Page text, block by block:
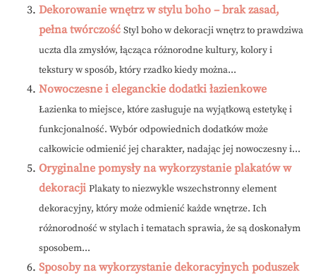
Dekorowanie wnętrz w stylu boho – brak zasad,
pełna twórczość Styl boho w dekoracji wnętrz to prawdziwa
uczta dla zmysłów, łącząca różnorodne kultury, kolory i
tekstury w sposób, który rzadko kiedy można...
Nowoczesne i eleganckie dodatki łazienkowe
Łazienka to miejsce, które zasługuje na wyjątkową estetykę i
funkcjonalność. Wybór odpowiednich dodatków może
całkowicie odmienić jej charakter, nadając jej nowoczesny i...
Oryginalne pomysły na wykorzystanie plakatów w
dekoracji Plakaty to niezwykle wszechstronny element
dekoracyjny, który może odmienić każde wnętrze. Ich
różnorodność w stylach i tematach sprawia, że są doskonałym
sposobem...
Sposoby na wykorzystanie dekoracyjnych poduszek